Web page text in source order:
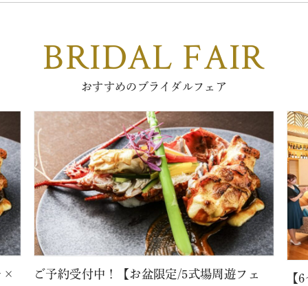
BRIDAL FAIR
おすすめのブライダルフェア
×
ご予約受付中！【お盆限定/5式場周遊フェ
【